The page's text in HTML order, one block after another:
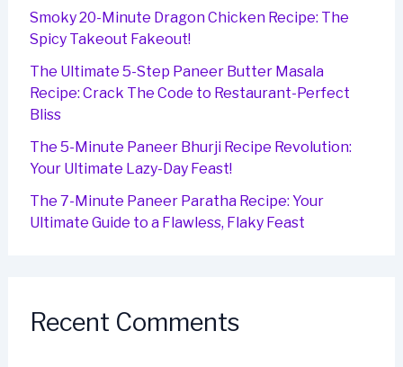
Smoky 20-Minute Dragon Chicken Recipe: The
Spicy Takeout Fakeout!
The Ultimate 5-Step Paneer Butter Masala
Recipe: Crack The Code to Restaurant-Perfect
Bliss
The 5-Minute Paneer Bhurji Recipe Revolution:
Your Ultimate Lazy-Day Feast!
The 7-Minute Paneer Paratha Recipe: Your
Ultimate Guide to a Flawless, Flaky Feast
Recent Comments